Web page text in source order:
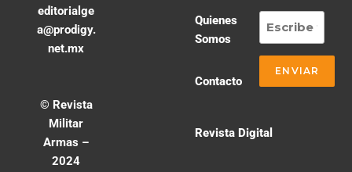
editorialge
a@prodigy.
net.mx
© Revista
Militar
Armas –
2024
Quienes
Somos
Contacto
Revista Digital